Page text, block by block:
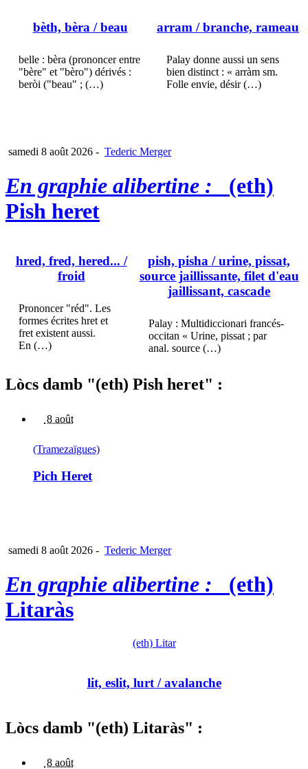
bèth, bèra / beau
belle : bèra (prononcer entre
"bère" et "bèro") dérivés :
beròi ("beau" ; (…)
arram / branche, rameau
Palay donne aussi un sens
bien distinct : « arràm sm.
Folle envie, désir (…)
samedi 8 août 2026 - Tederic Merger
En graphie alibertine : (eth)
Pish heret
hred, fred, hered... /
froid
Prononcer "réd". Les
formes écrites hret et
fret existent aussi.
En (…)
pish, pisha / urine, pissat,
source jaillissante, filet d'eau
jaillissant, cascade
Palay : Multidiccionari francés-
occitan « Urine, pissat ; par
anal. source (…)
Lòcs damb "(eth) Pish heret" :
8 août
(Tramezaïgues)
Pich Heret
samedi 8 août 2026 - Tederic Merger
En graphie alibertine : (eth)
Litaràs
(eth) Litar
lit, eslit, lurt/ avalanche
Lòcs damb "(eth) Litaràs" :
8 août